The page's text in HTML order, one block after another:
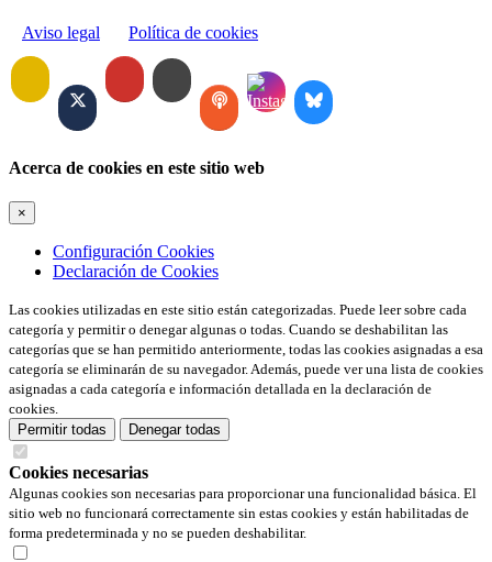
Aviso legal Política de cookies
Acerca de cookies en este sitio web
×
Configuración Cookies
Declaración de Cookies
Las cookies utilizadas en este sitio están categorizadas. Puede leer sobre cada
categoría y permitir o denegar algunas o todas. Cuando se deshabilitan las
categorías que se han permitido anteriormente, todas las cookies asignadas a esa
categoría se eliminarán de su navegador. Además, puede ver una lista de cookies
asignadas a cada categoría e información detallada en la declaración de
cookies.
Permitir todas
Denegar todas
Cookies necesarias
Algunas cookies son necesarias para proporcionar una funcionalidad básica. El
sitio web no funcionará correctamente sin estas cookies y están habilitadas de
forma predeterminada y no se pueden deshabilitar.